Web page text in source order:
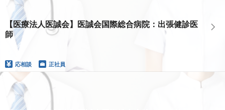
【医療法人医誠会】医誠会国際総合病院：出張健診医
師
応相談 正社員